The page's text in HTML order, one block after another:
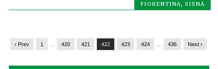
FIORENTINA, SIENA
‹ Prev 1 420 421 422 423 424 436 Next ›